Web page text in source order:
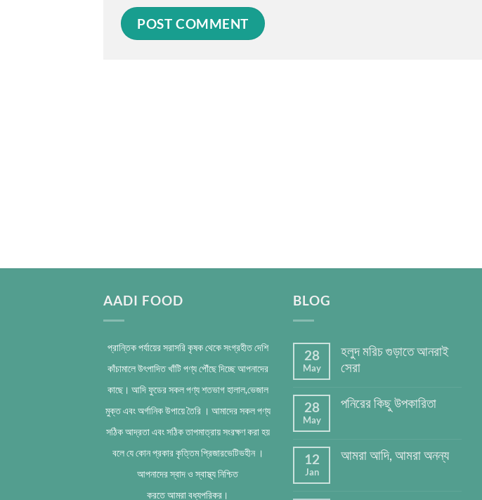
AADI FOOD
প্রান্তিক পর্যায়ের সরাসরি কৃষক থেকে সংগ্রহীত দেশি
কাঁচামালে উৎপাদিত খাঁটি পণ্য পৌঁছে দিচ্ছে আপনাদের
কাছে। আদি ফুডের সকল পণ্য শতভাগ হালাল,ভেজাল
মুক্ত এবং অর্গানিক উপায়ে তৈরি । আমাদের সকল পণ্য
সঠিক আদ্রতা এবং সঠিক তাপমাত্রায় সংরক্ষণ করা হয়
বলে যে কোন প্রকার কৃত্তিম প্রিজারভেটিভহীন ।
আপনাদের স্বাদ ও স্বাস্থ্য নিশ্চিত
করতে আমরা বধ্যপরিকর।
BLOG
28
May
হলুদ মরিচ গুড়াতে আনরাই
সেরা
28
May
পনিরের কিছু উপকারিতা
12
Jan
আমরা আদি, আমরা অনন্য